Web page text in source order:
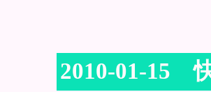
2010-01-15